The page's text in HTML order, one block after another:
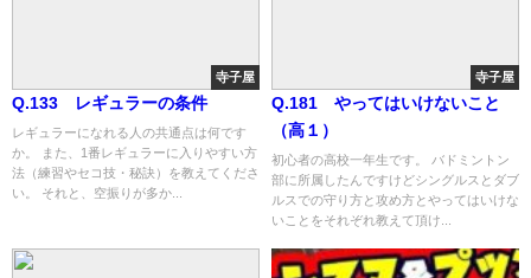
寺子屋
Q.133 レギュラーの条件
レギュラーになれる人の共通点は何です
か。 また、1番レギュラーに入りやすい方
法（練習やセコ技・秘訣）を教えてくださ
い。 それと、空振りが多か...
寺子屋
Q.181 やってはいけないこと
（高１）
初心者の高校一年生です。 バドミントン
部に所属したんですけどシングルスとダブ
ルスでの守り方と攻め方とやってはいけな
いことをそれぞれ教えて頂け...